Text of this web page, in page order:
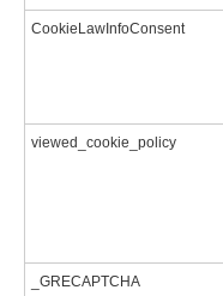
CookieLawInfoConsent
viewed_cookie_policy
_GRECAPTCHA